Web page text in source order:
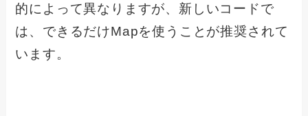
的によって異なりますが、新しいコードで
は、できるだけMapを使うことが推奨されて
います。